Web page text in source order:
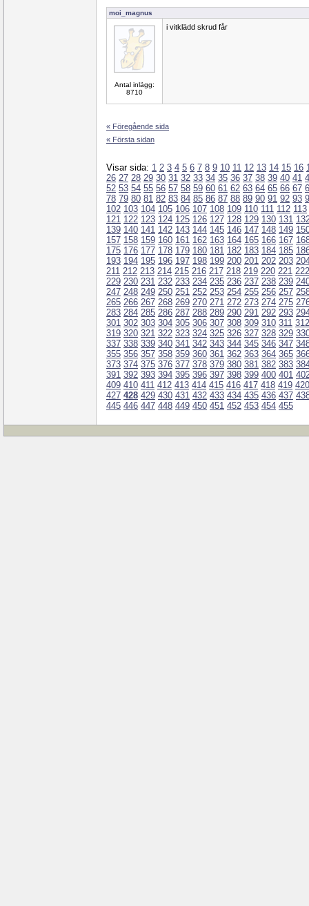
moi_magnus
Antal inlägg:
8710
i vitklädd skrud får
« Föregående sida
« Första sidan
Visar sida: 1 2 3 4 5 6 7 8 9 10 11 12 13 14 15 16
26 27 28 29 30 31 32 33 34 35 36 37 38 39 40 41
52 53 54 55 56 57 58 59 60 61 62 63 64 65 66 67
78 79 80 81 82 83 84 85 86 87 88 89 90 91 92 93
102 103 104 105 106 107 108 109 110 111 112 113
121 122 123 124 125 126 127 128 129 130 131
139 140 141 142 143 144 145 146 147 148 149
157 158 159 160 161 162 163 164 165 166 167
175 176 177 178 179 180 181 182 183 184 185
193 194 195 196 197 198 199 200 201 202 203
211 212 213 214 215 216 217 218 219 220 221 222
229 230 231 232 233 234 235 236 237 238 239
247 248 249 250 251 252 253 254 255 256 257
265 266 267 268 269 270 271 272 273 274 275
283 284 285 286 287 288 289 290 291 292 293
301 302 303 304 305 306 307 308 309 310 311 312
319 320 321 322 323 324 325 326 327 328 329
337 338 339 340 341 342 343 344 345 346 347
355 356 357 358 359 360 361 362 363 364 365
373 374 375 376 377 378 379 380 381 382 383
391 392 393 394 395 396 397 398 399 400 401
409 410 411 412 413 414 415 416 417 418 419 420
427 428 429 430 431 432 433 434 435 436 437
445 446 447 448 449 450 451 452 453 454 455